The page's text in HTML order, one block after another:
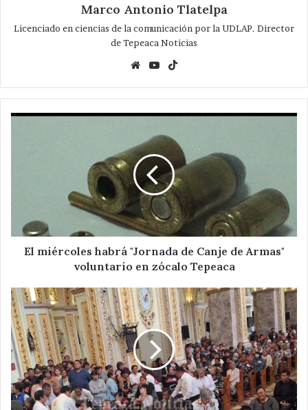
Marco Antonio Tlatelpa
Licenciado en ciencias de la comunicación por la UDLAP. Director
de Tepeaca Noticias
WebsiteYouTube
El
Armas"
voluntario
El miércoles habrá "Jornada de Canje de Armas"
voluntario en zócalo Tepeaca
Encabeza
arzobispo
misa
de
Unción
de
los
Enfermos